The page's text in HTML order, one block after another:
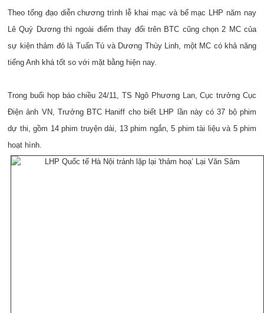
Theo tổng đạo diễn chương trình lễ khai mạc và bế mạc LHP năm nay
Lê Quý Dương thì ngoài điểm thay đổi trên BTC cũng chọn 2 MC của
sự kiện thảm đỏ là Tuấn Tú và Dương Thùy Linh, một MC có khả năng
tiếng Anh khá tốt so với mặt bằng hiện nay.
Trong buổi họp báo chiều 24/11, TS Ngô Phương Lan, Cục trưởng Cục
Điện ảnh VN, Trưởng BTC Haniff cho biết LHP lần này có 37 bộ phim
dự thi, gồm 14 phim truyện dài, 13 phim ngắn, 5 phim tài liệu và 5 phim
hoạt hình.